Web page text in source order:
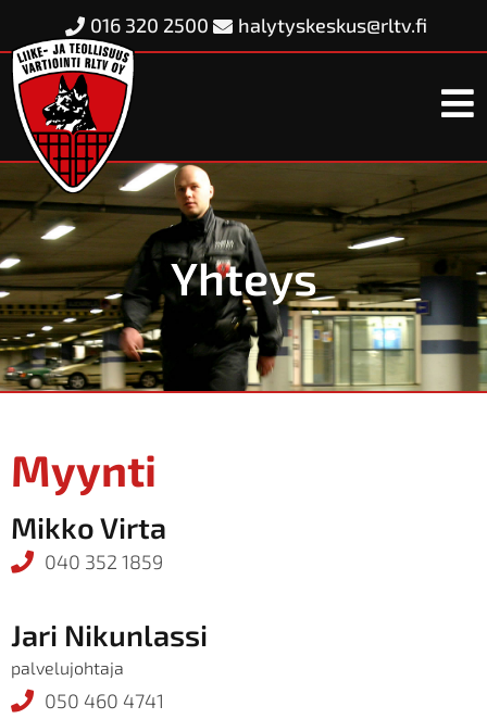
016 320 2500 halytyskeskus@rltv.fi
Yhteys
Myynti
Mikko Virta
040 352 1859
Jari Nikunlassi
palvelujohtaja
050 460 4741